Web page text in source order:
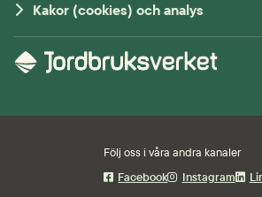
Kakor (cookies) och analys
Följ oss i våra andra kanaler
Facebook
Instagram